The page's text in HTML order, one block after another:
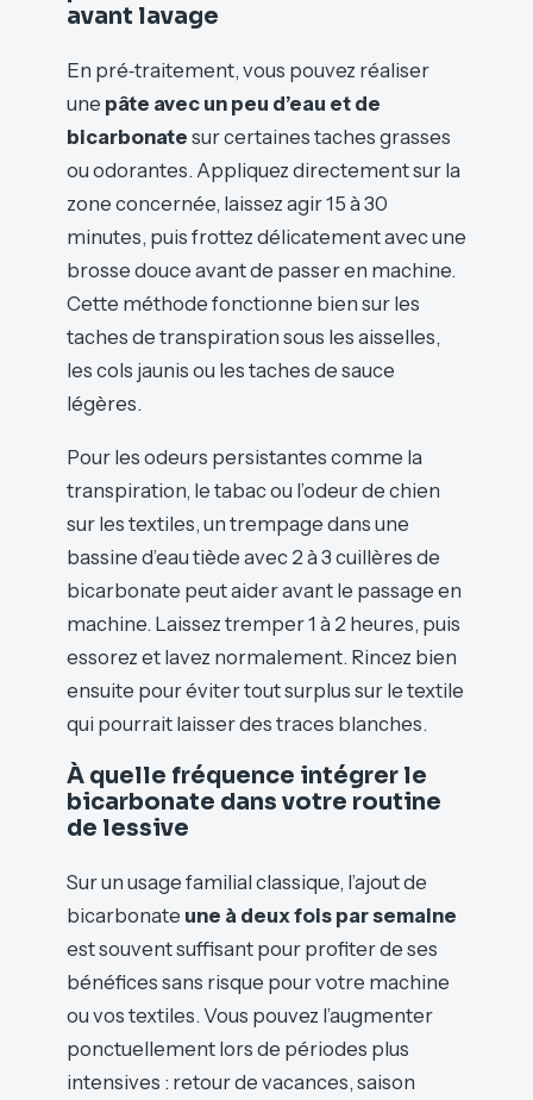
avant lavage
En pré‑traitement, vous pouvez réaliser
une pâte avec un peu d’eau et de
bicarbonate sur certaines taches grasses
ou odorantes. Appliquez directement sur la
zone concernée, laissez agir 15 à 30
minutes, puis frottez délicatement avec une
brosse douce avant de passer en machine.
Cette méthode fonctionne bien sur les
taches de transpiration sous les aisselles,
les cols jaunis ou les taches de sauce
légères.
Pour les odeurs persistantes comme la
transpiration, le tabac ou l’odeur de chien
sur les textiles, un trempage dans une
bassine d’eau tiède avec 2 à 3 cuillères de
bicarbonate peut aider avant le passage en
machine. Laissez tremper 1 à 2 heures, puis
essorez et lavez normalement. Rincez bien
ensuite pour éviter tout surplus sur le textile
qui pourrait laisser des traces blanches.
À quelle fréquence intégrer le
bicarbonate dans votre routine
de lessive
Sur un usage familial classique, l’ajout de
bicarbonate une à deux fois par semaine
est souvent suffisant pour profiter de ses
bénéfices sans risque pour votre machine
ou vos textiles. Vous pouvez l’augmenter
ponctuellement lors de périodes plus
intensives : retour de vacances, saison